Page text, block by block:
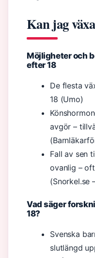
Kan jag
Möjligheter och
efter 18
De flesta
18 (Umo)
avgör –
Fall av sen
ovanlig –
(Snorkel.se
Vad säger
18?
Svenska
slutlängd